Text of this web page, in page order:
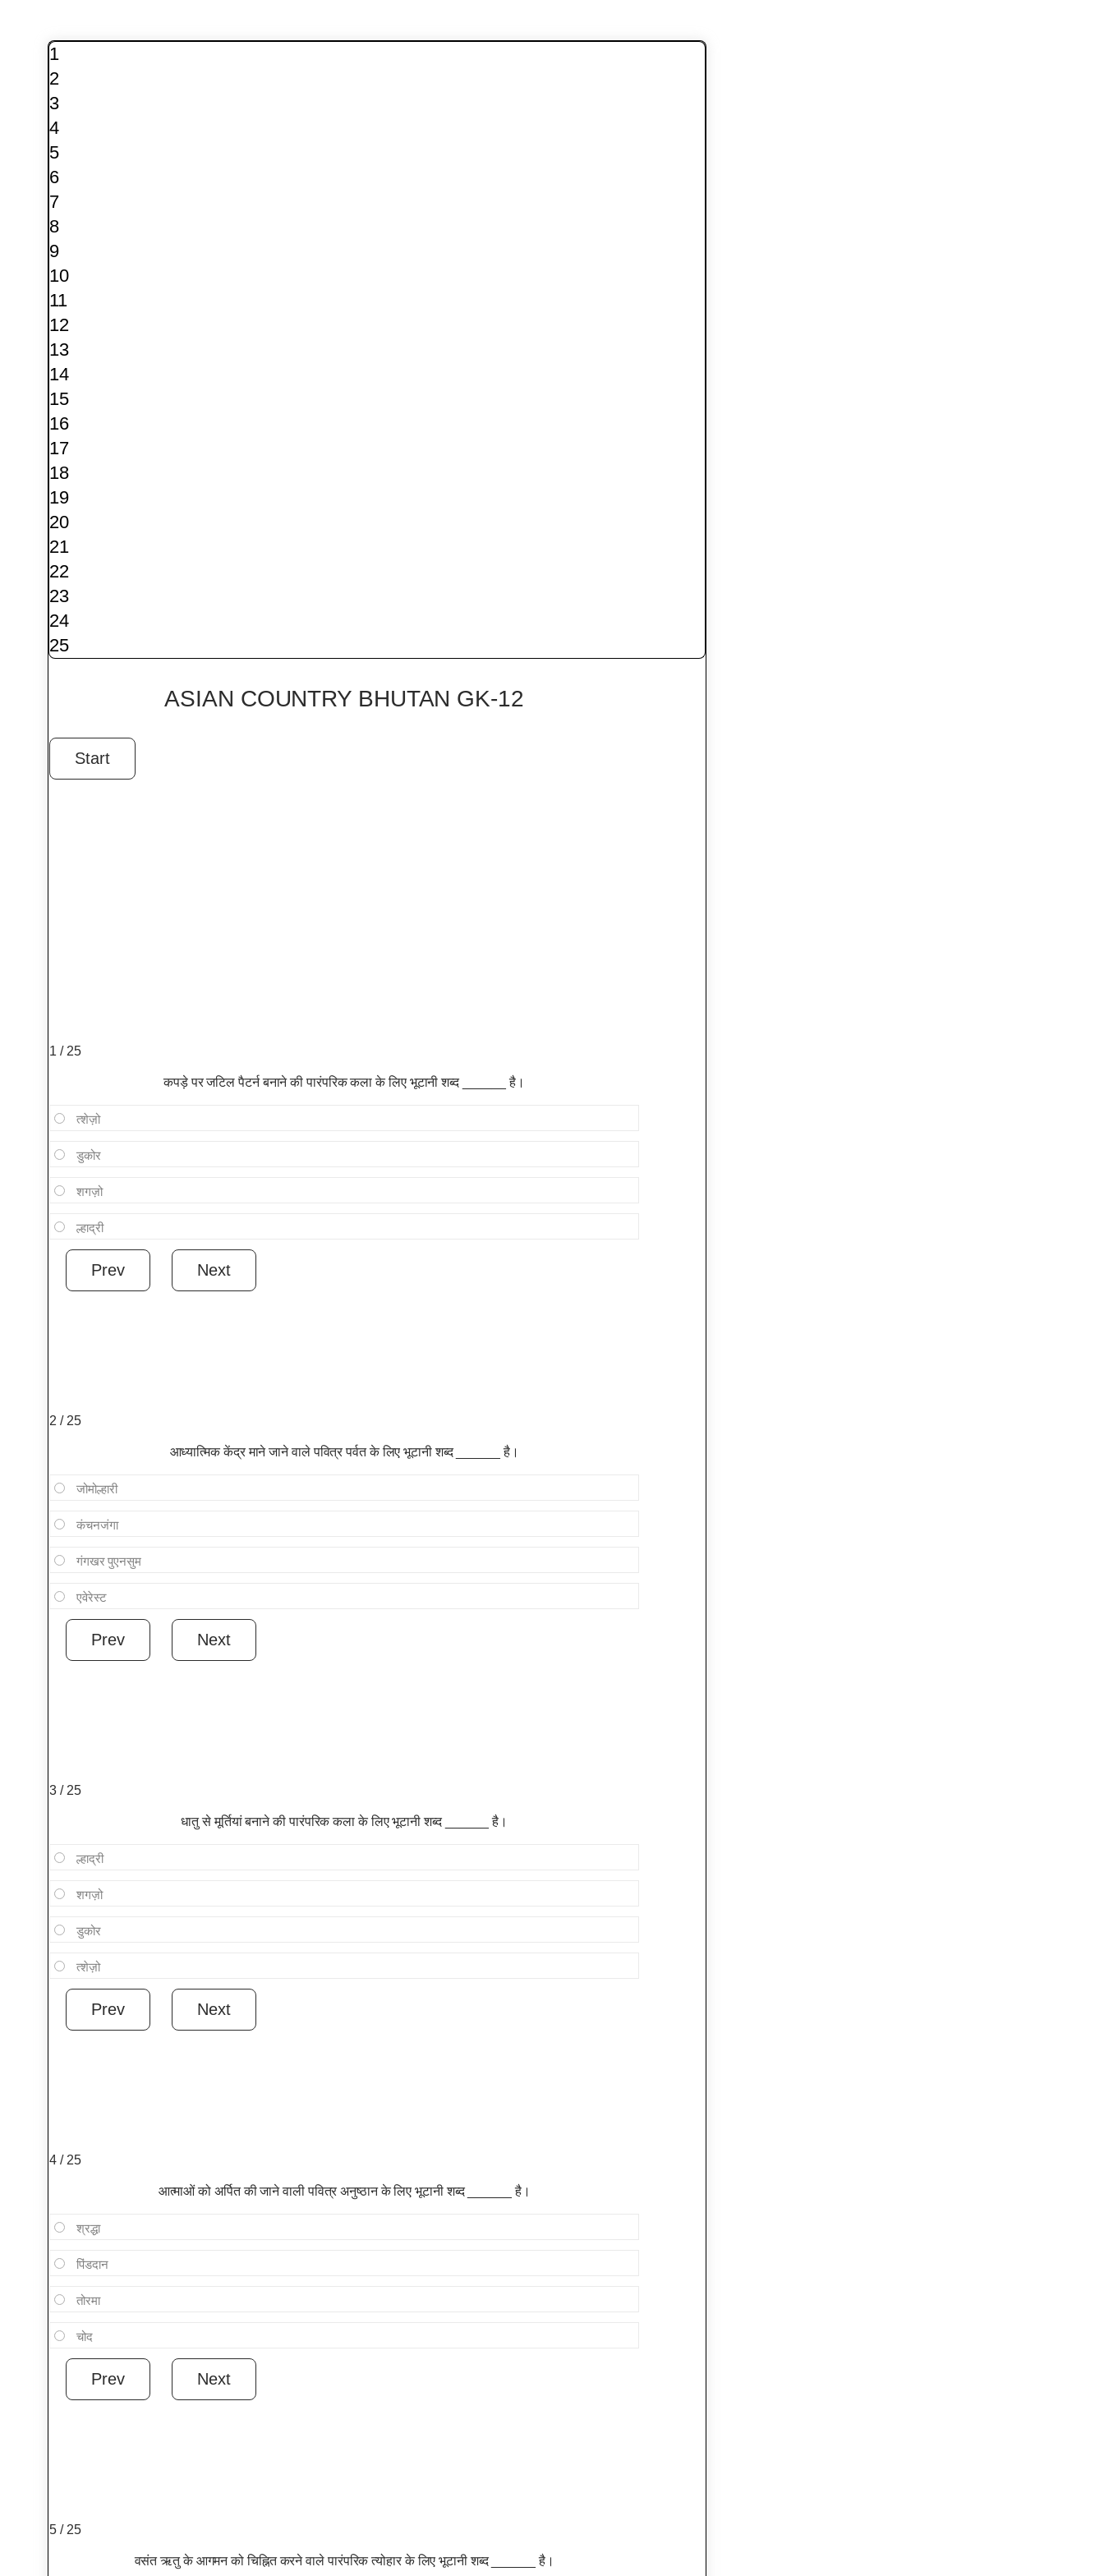
1
2
3
4
5
6
7
8
9
10
11
12
13
14
15
16
17
18
19
20
21
22
23
24
25
ASIAN COUNTRY BHUTAN GK-12
1 / 25
कपड़े पर जटिल पैटर्न बनाने की पारंपरिक कला के लिए भूटानी शब्द ______ है।
त्शेज़ो
डुकोर
शगज़ो
ल्हाद्री
2 / 25
आध्यात्मिक केंद्र माने जाने वाले पवित्र पर्वत के लिए भूटानी शब्द ______ है।
जोमोल्हारी
कंचनजंगा
गंगखर पुएनसुम
एवेरेस्ट
3 / 25
धातु से मूर्तियां बनाने की पारंपरिक कला के लिए भूटानी शब्द ______ है।
ल्हाद्री
शगज़ो
डुकोर
त्शेज़ो
4 / 25
आत्माओं को अर्पित की जाने वाली पवित्र अनुष्ठान के लिए भूटानी शब्द ______ है।
श्रद्धा
पिंडदान
तोरमा
चोद
5 / 25
वसंत ऋतु के आगमन को चिह्नित करने वाले पारंपरिक त्योहार के लिए भूटानी शब्द ______ है।